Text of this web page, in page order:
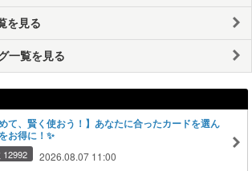
を見る
一覧を見る
めて、賢く使おう！】あなたに合ったカードを選ん
お得に！✨
12992 2026.08.07 11:00